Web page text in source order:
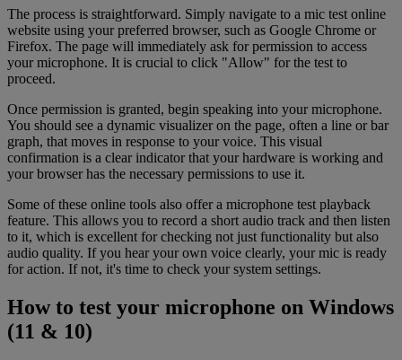
The process is straightforward. Simply navigate to a mic test online
website using your preferred browser, such as Google Chrome or
Firefox. The page will immediately ask for permission to access
your microphone. It is crucial to click "Allow" for the test to
proceed.
Once permission is granted, begin speaking into your microphone.
You should see a dynamic visualizer on the page, often a line or bar
graph, that moves in response to your voice. This visual
confirmation is a clear indicator that your hardware is working and
your browser has the necessary permissions to use it.
Some of these online tools also offer a microphone test playback
feature. This allows you to record a short audio track and then listen
to it, which is excellent for checking not just functionality but also
audio quality. If you hear your own voice clearly, your mic is ready
for action. If not, it's time to check your system settings.
How to test your microphone on Windows
(11 & 10)